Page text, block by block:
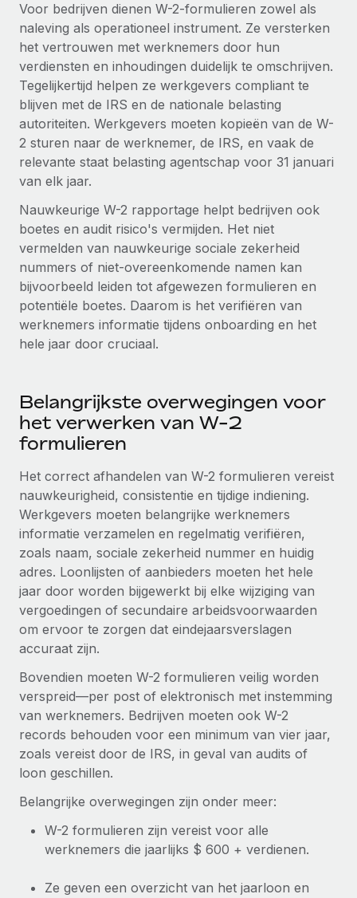
Apparaatbeheer
Lever en track wereldwijd IT-middelen
Entiteiten oprichten
Stel snel compliant entiteiten op
Mobiliteit en overplaatsing
Plaats werknemers moeiteloos over
Secundaire arbeidsvoorwaarden
Eenvoudig secundaire arbeidsvoorwaarden
Global Payroll
EOR en PEO
Contractor Management
Belastingen
Naar de blog
Productupdates van Remote: Gusto- en Xero-
integraties en Contractor Management Plus
Het blijft de missie van Remote om alle soorten bedrijven
te helpen bij het aannemen, beheren en...
Meer informatie
beheert met Remote
Phiture, een toonaangevende leider in de wereldwijde
mobiele groeiadviessector, zet zich sinds 2016...
Meer informatie
Voor bedrijven dienen W-2-formulieren zowel als
naleving als operationeel instrument. Ze versterken
het vertrouwen met werknemers door hun
verdiensten en inhoudingen duidelijk te omschrijven.
Tegelijkertijd helpen ze werkgevers compliant te
blijven met de IRS en de nationale belasting
autoriteiten. Werkgevers moeten kopieën van de W-
2 sturen naar de werknemer, de IRS, en vaak de
relevante staat belasting agentschap voor 31 januari
van elk jaar.
Nauwkeurige W-2 rapportage helpt bedrijven ook
boetes en audit risico's vermijden. Het niet
vermelden van nauwkeurige sociale zekerheid
nummers of niet-overeenkomende namen kan
bijvoorbeeld leiden tot afgewezen formulieren en
potentiële boetes. Daarom is het verifiëren van
werknemers informatie tijdens onboarding en het
hele jaar door cruciaal.
Belangrijkste overwegingen voor
het verwerken van W-2
formulieren
Het correct afhandelen van W-2 formulieren vereist
nauwkeurigheid, consistentie en tijdige indiening.
Werkgevers moeten belangrijke werknemers
informatie verzamelen en regelmatig verifiëren,
zoals naam, sociale zekerheid nummer en huidig
adres. Loonlijsten of aanbieders moeten het hele
jaar door worden bijgewerkt bij elke wijziging van
vergoedingen of secundaire arbeidsvoorwaarden
om ervoor te zorgen dat eindejaarsverslagen
accuraat zijn.
Bovendien moeten W-2 formulieren veilig worden
verspreid—per post of elektronisch met instemming
van werknemers. Bedrijven moeten ook W-2
records behouden voor een minimum van vier jaar,
zoals vereist door de IRS, in geval van audits of
loon geschillen.
Belangrijke overwegingen zijn onder meer:
W-2 formulieren zijn vereist voor alle
werknemers die jaarlijks $ 600 + verdienen.
Ze geven een overzicht van het jaarloon en